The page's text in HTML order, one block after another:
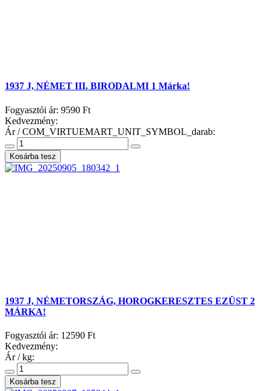
1937 J, NÉMET III. BIRODALMI 1 Márka!
Fogyasztói ár: 9590 Ft
Kedvezmény:
Ár / COM_VIRTUEMART_UNIT_SYMBOL_darab:
1937 J, NÉMETORSZÁG, HOROGKERESZTES EZÜST 2
MÁRKA!
Fogyasztói ár: 12590 Ft
Kedvezmény:
Ár / kg: